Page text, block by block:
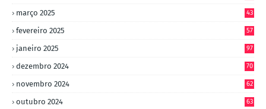
março 2025 43
fevereiro 2025 57
janeiro 2025 97
dezembro 2024 70
novembro 2024 62
outubro 2024 63